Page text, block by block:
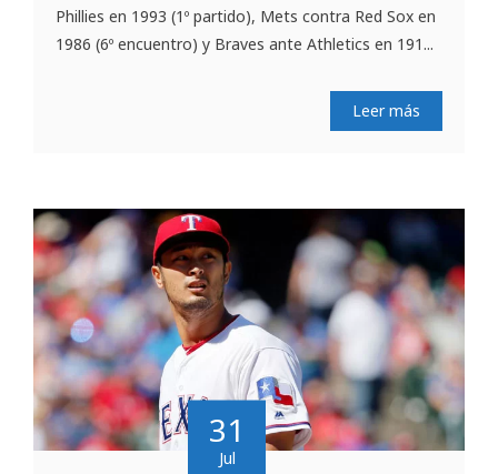
Phillies en 1993 (1º partido), Mets contra Red Sox en
1986 (6º encuentro) y Braves ante Athletics en 191...
Leer más
31
Jul